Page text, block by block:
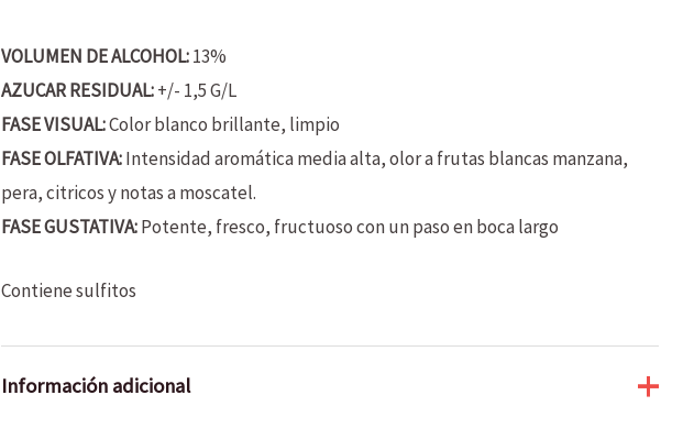
VOLUMEN DE ALCOHOL:13%
AZUCAR RESIDUAL:+/- 1,5 G/L
FASE VISUAL:Color blanco brillante, limpio
FASE OLFATIVA:Intensidad aromática media alta, olor a frutas blancas manzana,
pera, citricos y notas a moscatel.
FASE GUSTATIVA:Potente, fresco, fructuoso con un paso en boca largo
Contiene sulfitos
Información adicional